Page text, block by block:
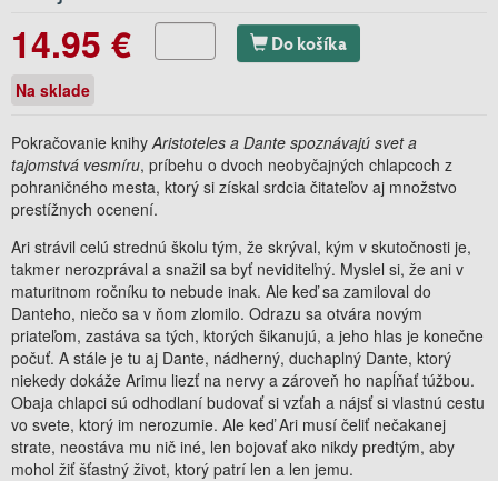
14.95 € Do košíka
Na sklade
Pokračovanie knihy Aristoteles a Dante spoznávajú svet a
tajomstvá vesmíru, príbehu o dvoch neobyčajných chlapcoch z
pohraničného mesta, ktorý si získal srdcia čitateľov aj množstvo
prestížnych ocenení.
Ari strávil celú strednú školu tým, že skrýval, kým v skutočnosti je,
takmer nerozprával a snažil sa byť neviditeľný. Myslel si, že ani v
maturitnom ročníku to nebude inak. Ale keď sa zamiloval do
Danteho, niečo sa v ňom zlomilo. Odrazu sa otvára novým
priateľom, zastáva sa tých, ktorých šikanujú, a jeho hlas je konečne
počuť. A stále je tu aj Dante, nádherný, duchaplný Dante, ktorý
niekedy dokáže Arimu liezť na nervy a zároveň ho napĺňať túžbou.
Obaja chlapci sú odhodlaní budovať si vzťah a nájsť si vlastnú cestu
vo svete, ktorý im nerozumie. Ale keď Ari musí čeliť nečakanej
strate, neostáva mu nič iné, len bojovať ako nikdy predtým, aby
mohol žiť šťastný život, ktorý patrí len a len jemu.